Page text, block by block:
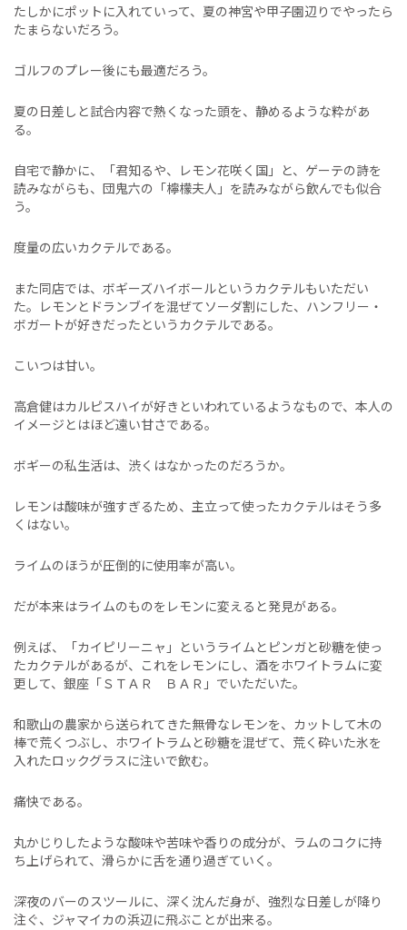
たしかにポットに入れていって、夏の神宮や甲子園辺りでやったら
たまらないだろう。
ゴルフのプレー後にも最適だろう。
夏の日差しと試合内容で熱くなった頭を、静めるような粋があ
る。
自宅で静かに、「君知るや、レモン花咲く国」と、ゲーテの詩を
読みながらも、団鬼六の「檸檬夫人」を読みながら飲んでも似合
う。
度量の広いカクテルである。
また同店では、ボギーズハイボールというカクテルもいただい
た。レモンとドランブイを混ぜてソーダ割にした、ハンフリー・
ボガートが好きだったというカクテルである。
こいつは甘い。
高倉健はカルピスハイが好きといわれているようなもので、本人の
イメージとはほど遠い甘さである。
ボギーの私生活は、渋くはなかったのだろうか。
レモンは酸味が強すぎるため、主立って使ったカクテルはそう多
くはない。
ライムのほうが圧倒的に使用率が高い。
だが本来はライムのものをレモンに変えると発見がある。
例えば、「カイピリーニャ」というライムとピンガと砂糖を使っ
たカクテルがあるが、これをレモンにし、酒をホワイトラムに変
更して、銀座「ＳＴＡＲ ＢＡＲ」でいただいた。
和歌山の農家から送られてきた無骨なレモンを、カットして木の
棒で荒くつぶし、ホワイトラムと砂糖を混ぜて、荒く砕いた氷を
入れたロックグラスに注いで飲む。
痛快である。
丸かじりしたような酸味や苦味や香りの成分が、ラムのコクに持
ち上げられて、滑らかに舌を通り過ぎていく。
深夜のバーのスツールに、深く沈んだ身が、強烈な日差しが降り
注ぐ、ジャマイカの浜辺に飛ぶことが出来る。